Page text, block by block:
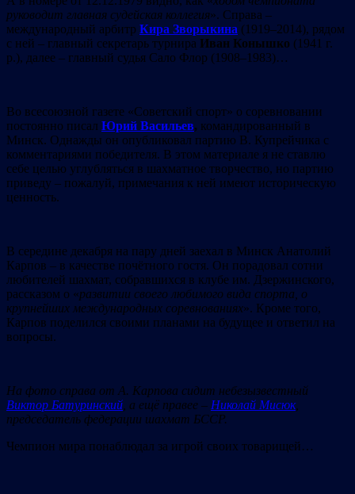
руководит главная судейская коллегия». Справа –
международный арбитр Кира Зворыкина (1919–2014), рядом
с ней – главный секретарь турнира Иван Конышко (1941 г.
р.), далее – главный судья Сало Флор (1908–1983)…
Во всесоюзной газете «Советский спорт» о соревновании
постоянно писал Юрий Васильев, командированный в
Минск. Однажды он опубликовал партию В. Купрейчика с
комментариями победителя. В этом материале я не ставлю
себе целью углубляться в шахматное творчество, но партию
приведу – пожалуй, примечания к ней имеют историческую
ценность.
В середине декабря на пару дней заехал в Минск Анатолий
Карпов – в качестве почётного гостя. Он порадовал сотни
любителей шахмат, собравшихся в клубе им. Дзержинского,
рассказом о «развитии своего любимого вида спорта, о
крупнейших международных соревнованиях». Кроме того,
Карпов поделился своими планами на будущее и ответил на
вопросы.
На фото справа от А. Карпова сидит небезызвестный
Виктор Батуринский , а ещё правее – Николай Мисюк,
председатель федерации шахмат БССР.
Чемпион мира понаблюдал за игрой своих товарищей…